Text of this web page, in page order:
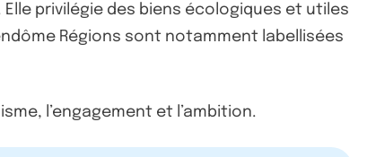
privilégie des biens écologiques et utiles
Régions sont notamment labellisées
l’engagement et l’ambition.